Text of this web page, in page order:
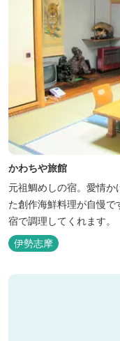
かわちや旅館
元祖鯛めしの宿。愛情
た創作海鮮料理が自慢
宿で調理してくれます。
伊勢志摩